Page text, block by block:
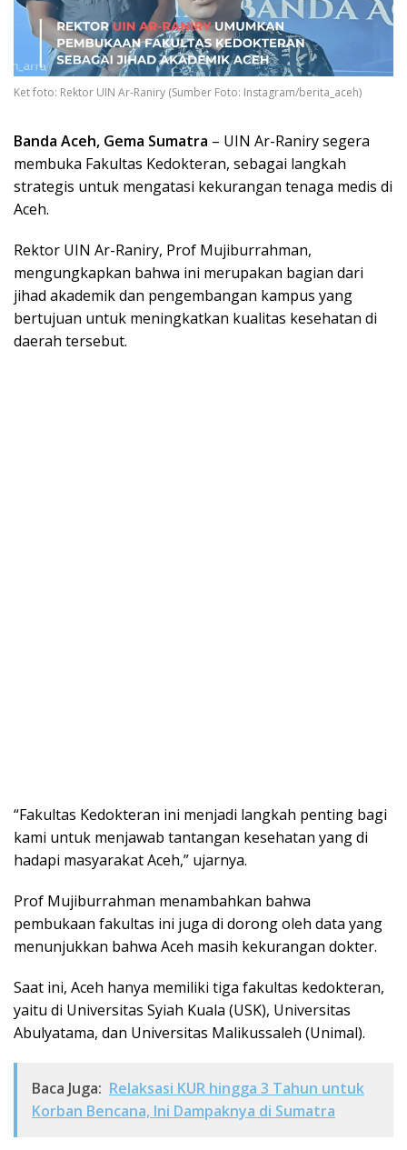
Ket foto: Rektor UIN Ar-Raniry (Sumber Foto: Instagram/berita_aceh)
Banda Aceh, Gema Sumatra – UIN Ar-Raniry segera
membuka Fakultas Kedokteran, sebagai langkah
strategis untuk mengatasi kekurangan tenaga medis di
Aceh.
Rektor UIN Ar-Raniry, Prof Mujiburrahman,
mengungkapkan bahwa ini merupakan bagian dari
jihad akademik dan pengembangan kampus yang
bertujuan untuk meningkatkan kualitas kesehatan di
daerah tersebut.
“Fakultas Kedokteran ini menjadi langkah penting bagi
kami untuk menjawab tantangan kesehatan yang di
hadapi masyarakat Aceh,” ujarnya.
Prof Mujiburrahman menambahkan bahwa
pembukaan fakultas ini juga di dorong oleh data yang
menunjukkan bahwa Aceh masih kekurangan dokter.
Saat ini, Aceh hanya memiliki tiga fakultas kedokteran,
yaitu di Universitas Syiah Kuala (USK), Universitas
Abulyatama, dan Universitas Malikussaleh (Unimal).
Baca Juga: Relaksasi KUR hingga 3 Tahun untuk
Korban Bencana, Ini Dampaknya di Sumatra